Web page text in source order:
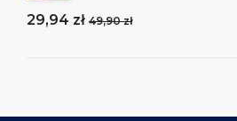
29,94 zł 49,90 zł